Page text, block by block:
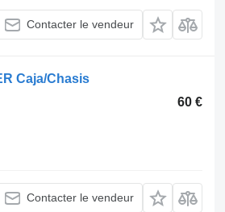
Contacter le vendeur
Caja/Chasis
60 €
Contacter le vendeur